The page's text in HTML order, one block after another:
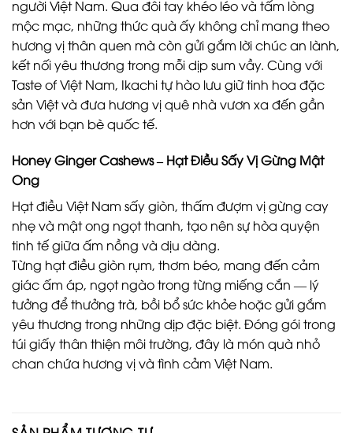
người Việt Nam. Qua đôi tay khéo léo và tấm lòng
mộc mạc, những thức quà ấy không chỉ mang theo
hương vị thân quen mà còn gửi gắm lời chúc an lành,
kết nối yêu thương trong mỗi dịp sum vầy. Cùng với
Taste of Việt Nam, Ikachi tự hào lưu giữ tinh hoa đặc
sản Việt và đưa hương vị quê nhà vươn xa đến gần
hơn với bạn bè quốc tế.
Honey Ginger Cashews – Hạt Điều Sấy Vị Gừng Mật
Ong
Hạt điều Việt Nam sấy giòn, thấm đượm vị gừng cay
nhẹ và mật ong ngọt thanh, tạo nên sự hòa quyện
tinh tế giữa ấm nồng và dịu dàng.
Từng hạt điều giòn rụm, thơm béo, mang đến cảm
giác ấm áp, ngọt ngào trong từng miếng cắn — lý
tưởng để thưởng trà, bồi bổ sức khỏe hoặc gửi gắm
yêu thương trong những dịp đặc biệt. Đóng gói trong
túi giấy thân thiện môi trường, đây là món quà nhỏ
chan chứa hương vị và tình cảm Việt Nam.